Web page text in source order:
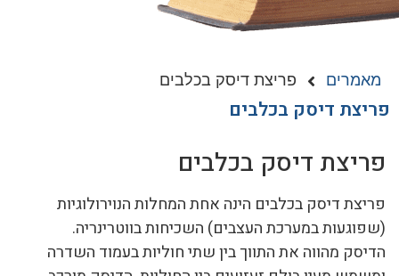
מאמרים פריצת דיסק בכלבים
פריצת דיסק בכלבים
פריצת דיסק בכלבים
פריצת דיסק בכלבים הינה אחת המחלות הנוירולוגיות
(שפוגעות במערכת העצבים) השכיחות בווטרינריה.
הדיסק מהווה את התווך בין שתי חוליות בעמוד השדרה